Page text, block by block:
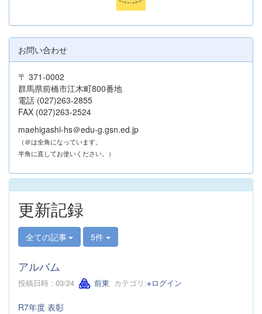
お問い合わせ
〒 371-0002
群馬県前橋市江木町800番地
電話 (027)263-2855
FAX (027)263-2524
maehigashi-hs＠edu-g.gsn.ed.jp
（＠は全角になっています。
半角に直してお使いください。）
更新記録
全ての記事 5件
アルバム
投稿日時 : 03/24 前東 カテゴリ:※ログイン
R7年度 表彰